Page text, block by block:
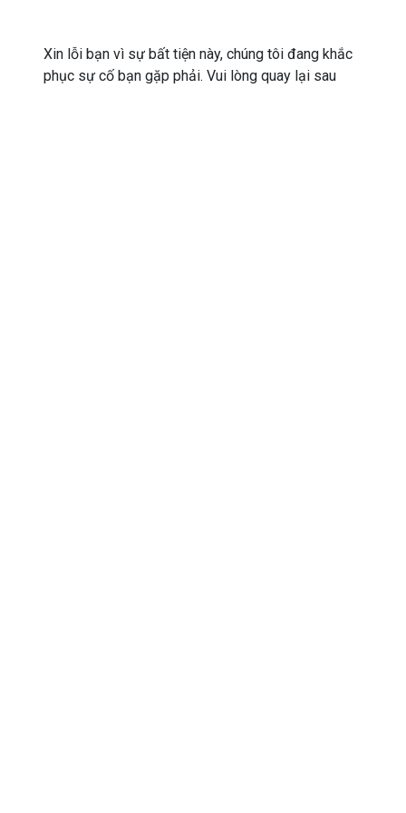
Xin lỗi bạn vì sự bất tiện này, chúng tôi đang khắc
phục sự cố bạn gặp phải. Vui lòng quay lại sau